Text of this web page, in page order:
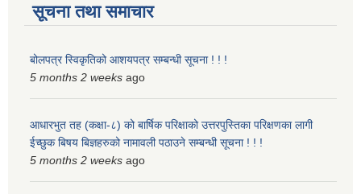
सूचना तथा समाचार
बोलपत्र स्विकृतिको आशयपत्र सम्बन्धी सूचना ! ! !
5 months 2 weeks ago
आधारभुत तह (कक्षा-८) को बार्षिक परिक्षाको उत्तरपुस्तिका परिक्षणका लागी
ईच्छुक बिषय बिज्ञहरुको नामावली पठाउने सम्बन्धी सूचना ! ! !
5 months 2 weeks ago